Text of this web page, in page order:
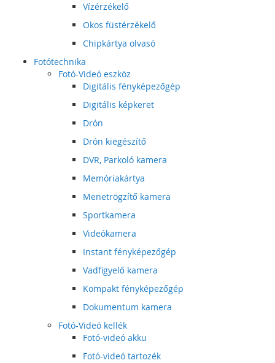
Vízérzékelő
Okos füstérzékelő
Chipkártya olvasó
Fotótechnika
Fotó-Videó eszköz
Digitális fényképezőgép
Digitális képkeret
Drón
Drón kiegészítő
DVR, Parkoló kamera
Memóriakártya
Menetrögzítő kamera
Sportkamera
Videókamera
Instant fényképezőgép
Vadfigyelő kamera
Kompakt fényképezőgép
Dokumentum kamera
Fotó-Videó kellék
Fotó-videó akku
Fotó-videó tartozék